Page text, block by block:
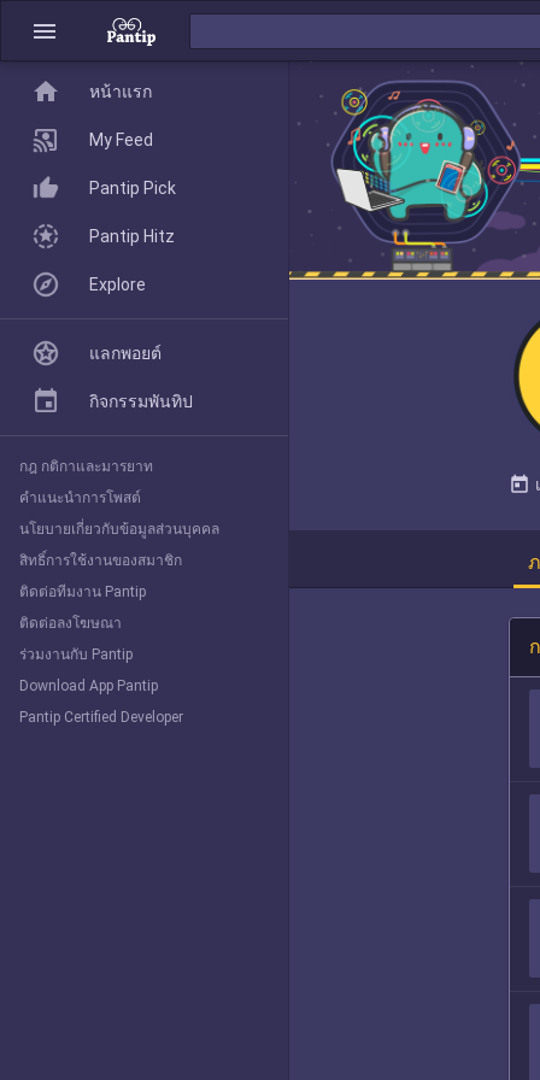
menu
today
home
Pantip Pick
Explore
home หน้าแรก
My Feed
Pantip Pick
Pantip Hitz
Explore
แลกพอยต์
กิจกรรมพันทิป
กฎ กติกาและมารยาท
คำแนะนำการโพสต์
นโยบายเกี่ยวกับข้อมูลส่วนบุคคล
สิทธิ์การใช้งานของสมาชิก
ติดต่อทีมงาน Pantip
ติดต่อลงโฆษณา
ร่วมงานกับ Pantip
Download App Pantip
Pantip Certified Developer